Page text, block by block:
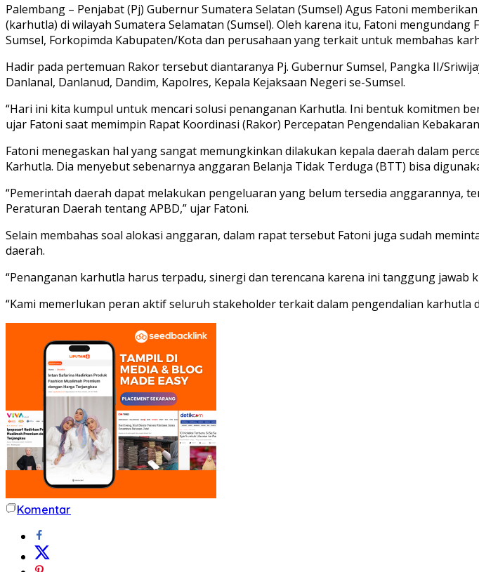
Palembang – Penjabat (Pj) Gubernur Sumatera Selatan (Sumsel) Agus Fatoni
(karhutla) di wilayah Sumatera Selamatan (Sumsel). Oleh karena itu, Fatoni
Sumsel, Forkopimda Kabupaten/Kota dan perusahaan yang terkait untuk membahas
Hadir pada pertemuan Rakor tersebut diantaranya Pj. Gubernur Sumsel, Pangka II/
Danlanal, Danlanud, Dandim, Kapolres, Kepala Kejaksaan Negeri se-Sumsel.
“Hari ini kita kumpul untuk mencari solusi penanganan Karhutla. Ini bentuk komitmen
ujar Fatoni saat memimpin Rapat Koordinasi (Rakor) Percepatan Pengendalian
Fatoni menegaskan hal yang sangat memungkinkan dilakukan kepala daerah dalam
Karhutla. Dia menyebut sebenarnya anggaran Belanja Tidak Terduga (BTT) bisa
“Pemerintah daerah dapat melakukan pengeluaran yang belum tersedia anggarannya,
Peraturan Daerah tentang APBD,” ujar Fatoni.
Selain membahas soal alokasi anggaran, dalam rapat tersebut Fatoni juga sudah
daerah.
“Penanganan karhutla harus terpadu, sinergi dan terencana karena ini tanggung jawab
“Kami memerlukan peran aktif seluruh stakeholder terkait dalam pengendalian karhutla
Komentar